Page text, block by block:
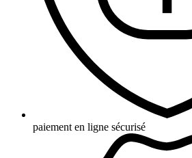
paiement en ligne sécurisé